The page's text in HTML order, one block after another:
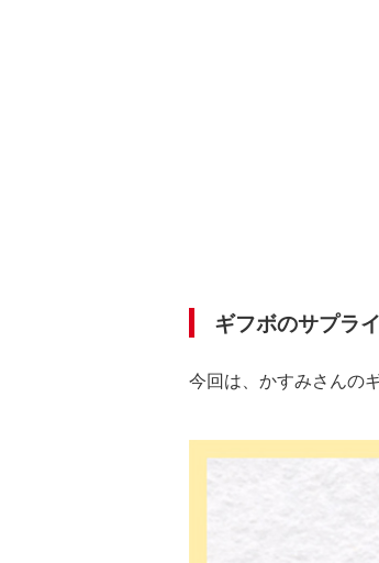
ギフボのサプラ
今回は、かすみさんの